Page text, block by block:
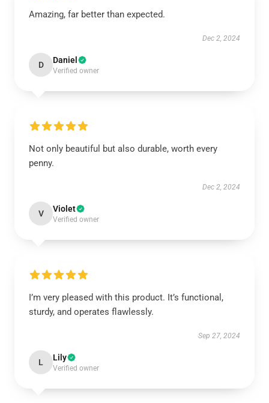
Amazing, far better than expected.
Dec 2, 2024
D Daniel
Verified owner
Not only beautiful but also durable, worth every
penny.
Dec 2, 2024
V Violet
Verified owner
I’m very pleased with this product. It’s functional,
sturdy, and operates flawlessly.
Sep 27, 2024
L Lily
Verified owner